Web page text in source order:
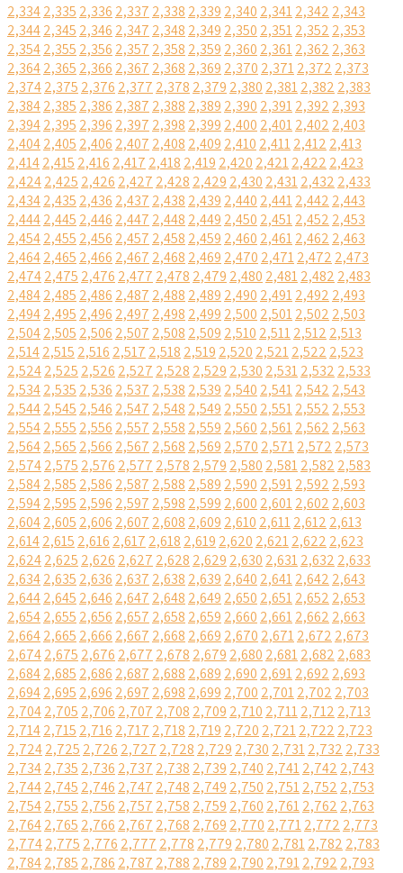
2,3342,335 2,336 2,337 2,338 2,339 2,340 2,3412,342 2,343
2,3442,345 2,346 2,347 2,348 2,349 2,350 2,3512,352 2,353
2,3542,355 2,356 2,357 2,358 2,359 2,360 2,3612,362 2,363
2,3642,365 2,366 2,367 2,368 2,369 2,370 2,3712,372 2,373
2,3742,375 2,376 2,377 2,378 2,379 2,380 2,3812,382 2,383
2,3842,385 2,386 2,387 2,388 2,389 2,390 2,3912,392 2,393
2,3942,395 2,396 2,397 2,398 2,399 2,400 2,4012,402 2,403
2,4042,405 2,406 2,407 2,408 2,409 2,410 2,4112,412 2,413
2,4142,415 2,416 2,417 2,418 2,419 2,420 2,4212,422 2,423
2,4242,425 2,426 2,427 2,428 2,429 2,430 2,4312,432 2,433
2,4342,435 2,436 2,437 2,438 2,439 2,440 2,4412,442 2,443
2,4442,445 2,446 2,447 2,448 2,449 2,450 2,4512,452 2,453
2,4542,455 2,456 2,457 2,458 2,459 2,460 2,4612,462 2,463
2,4642,465 2,466 2,467 2,468 2,469 2,470 2,4712,472 2,473
2,4742,475 2,476 2,477 2,478 2,479 2,480 2,4812,482 2,483
2,4842,485 2,486 2,487 2,488 2,489 2,490 2,4912,492 2,493
2,4942,495 2,496 2,497 2,498 2,499 2,500 2,5012,502 2,503
2,5042,505 2,506 2,507 2,508 2,509 2,510 2,5112,512 2,513
2,5142,515 2,516 2,517 2,518 2,519 2,520 2,5212,522 2,523
2,5242,525 2,526 2,527 2,528 2,529 2,530 2,5312,532 2,533
2,5342,535 2,536 2,537 2,538 2,539 2,540 2,5412,542 2,543
2,5442,545 2,546 2,547 2,548 2,549 2,550 2,5512,552 2,553
2,5542,555 2,556 2,557 2,558 2,559 2,560 2,5612,562 2,563
2,5642,565 2,566 2,567 2,568 2,569 2,570 2,5712,572 2,573
2,5742,575 2,576 2,577 2,578 2,579 2,580 2,5812,582 2,583
2,5842,585 2,586 2,587 2,588 2,589 2,590 2,5912,592 2,593
2,5942,595 2,596 2,597 2,598 2,599 2,600 2,6012,602 2,603
2,6042,605 2,606 2,607 2,608 2,609 2,610 2,6112,612 2,613
2,6142,615 2,616 2,617 2,618 2,619 2,620 2,6212,622 2,623
2,6242,625 2,626 2,627 2,628 2,629 2,630 2,6312,632 2,633
2,6342,635 2,636 2,637 2,638 2,639 2,640 2,6412,642 2,643
2,6442,645 2,646 2,647 2,648 2,649 2,650 2,6512,652 2,653
2,6542,655 2,656 2,657 2,658 2,659 2,660 2,6612,662 2,663
2,6642,665 2,666 2,667 2,668 2,669 2,670 2,6712,672 2,673
2,6742,675 2,676 2,677 2,678 2,679 2,680 2,6812,682 2,683
2,6842,685 2,686 2,687 2,688 2,689 2,690 2,6912,692 2,693
2,6942,695 2,696 2,697 2,698 2,699 2,700 2,7012,702 2,703
2,7042,705 2,706 2,707 2,708 2,709 2,710 2,7112,712 2,713
2,7142,715 2,716 2,717 2,718 2,719 2,720 2,7212,722 2,723
2,7242,725 2,726 2,727 2,728 2,729 2,730 2,7312,732 2,733
2,7342,735 2,736 2,737 2,738 2,739 2,740 2,7412,742 2,743
2,7442,745 2,746 2,747 2,748 2,749 2,750 2,7512,752 2,753
2,7542,755 2,756 2,757 2,758 2,759 2,760 2,7612,762 2,763
2,7642,765 2,766 2,767 2,768 2,769 2,770 2,7712,772 2,773
2,7742,775 2,776 2,777 2,778 2,779 2,780 2,7812,782 2,783
2,7842,785 2,786 2,787 2,788 2,789 2,790 2,7912,792 2,793